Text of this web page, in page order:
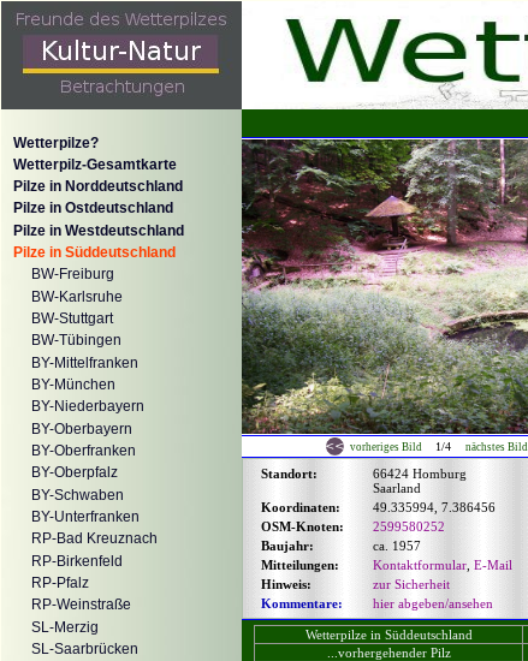
Wetterpilze?
Wetterpilz-Gesamtkarte
Pilze in Norddeutschland
Pilze in Ostdeutschland
Pilze in Westdeutschland
Pilze in Süddeutschland
BW-Freiburg
BW-Karlsruhe
BW-Stuttgart
BW-Tübingen
BY-Mittelfranken
BY-München
BY-Niederbayern
BY-Oberbayern
BY-Oberfranken
BY-Oberpfalz
BY-Schwaben
BY-Unterfranken
RP-Bad Kreuznach
RP-Birkenfeld
RP-Pfalz
RP-Weinstraße
SL-Merzig
SL-Saarbrücken
vorheriges Bild 1/4 nächstes Bild
Standort:
66424 Homburg
Saarland
Koordinaten:
49.335994, 7.386456
OSM-Knoten:
2599580252
Baujahr:
ca. 1957
Mitteilungen:
Kontaktformular E-Mail
Hinweis:
zur Sicherheit
Kommentare:
hier abgeben/ansehen
Wetterpilze in Süddeutschland
...vorhergehender Pilz